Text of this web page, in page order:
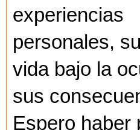
experiencias
personales,
vida bajo la
sus
Espero haber